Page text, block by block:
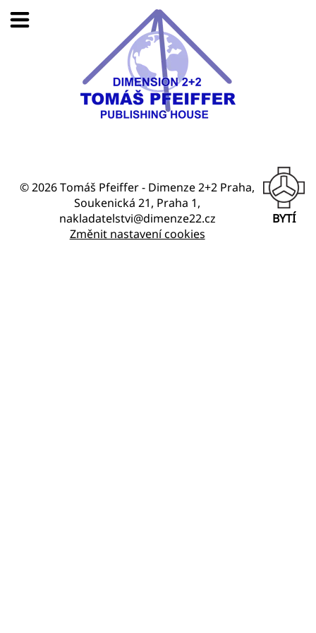
© 2026 Tomáš Pfeiffer - Dimenze 2+2 Praha,
Soukenická 21, Praha 1,
nakladatelstvi@dimenze22.cz
Změnit nastavení cookies
BYTÍ